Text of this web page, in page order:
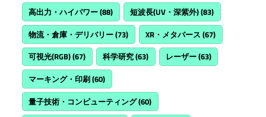
高出力・ハイパワー(88) 短波長(UV・深紫外)(83)
物流・倉庫・デリバリー(73) XR・メタバース (67)
可視光(RGB)(67) 科学研究(63) レーザー(63)
マーキング・印刷(60)
量子技術・コンピューティング(60)